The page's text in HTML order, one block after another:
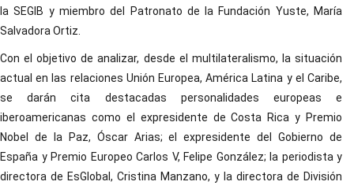
la SEGIB y miembro del Patronato de la Fundación Yuste, María
Salvadora Ortiz.
Con el objetivo de analizar, desde el multilateralismo, la situación
actual en las relaciones Unión Europea, América Latina y el Caribe,
se darán cita destacadas personalidades europeas e
iberoamericanas como el expresidente de Costa Rica y Premio
Nobel de la Paz, Óscar Arias; el expresidente del Gobierno de
España y Premio Europeo Carlos V, Felipe González; la periodista y
directora de EsGlobal, Cristina Manzano, y la directora de División